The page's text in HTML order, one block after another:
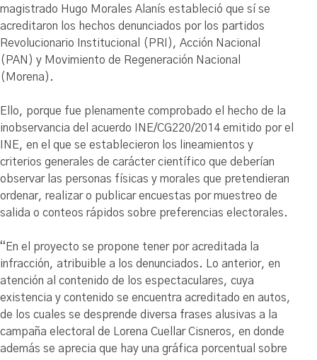
magistrado Hugo Morales Alanís estableció que sí se
acreditaron los hechos denunciados por los partidos
Revolucionario Institucional (PRI), Acción Nacional
(PAN) y Movimiento de Regeneración Nacional
(Morena).
Ello, porque fue plenamente comprobado el hecho de la
inobservancia del acuerdo INE/CG220/2014 emitido por el
INE, en el que se establecieron los lineamientos y
criterios generales de carácter científico que deberían
observar las personas físicas y morales que pretendieran
ordenar, realizar o publicar encuestas por muestreo de
salida o conteos rápidos sobre preferencias electorales.
“En el proyecto se propone tener por acreditada la
infracción, atribuible a los denunciados. Lo anterior, en
atención al contenido de los espectaculares, cuya
existencia y contenido se encuentra acreditado en autos,
de los cuales se desprende diversa frases alusivas a la
campaña electoral de Lorena Cuellar Cisneros, en donde
además se aprecia que hay una gráfica porcentual sobre